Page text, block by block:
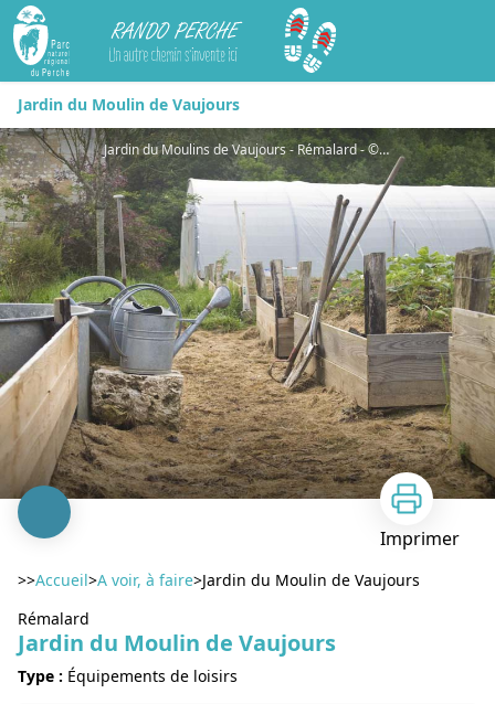
Rando Perche
Jardin du Moulin de Vaujours
Jardin du Moulins de Vaujours - Rémalard - ©N. Verrier
Imprimer
>>Accueil>A voir, à faire>Jardin du Moulin de Vaujours
Rémalard
Jardin du Moulin de Vaujours
Type : Équipements de loisirs